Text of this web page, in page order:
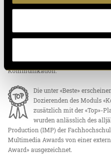
ÜBER DIGEZZ
«Digezz» ist die
«Multimedia Production» an der
Berner Fachhochschule.
eigenständig multimediale Inhalte
technische Kompetenz für ein
Kommunikation.
Die unter «Beste»
Dozierenden des Moduls
zusätzlich mit der «Top»-
wurden anlässlich des
Production (IMP) der
Multimedia Awards von einer
Award» ausgezeichnet.